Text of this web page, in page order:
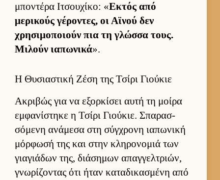
μποντέρα Ιτσου­χίκο: «Εκτός από
μερικούς γέροντες, οι Αϊνού δεν
χρησιμοποιούν πια τη γλώσσα τους.
Μιλούν ια­πωνικά».
Η Θυσιαστική Ζέση της Τσίρι Γιούκιε
Ακριβώς για να εξορ­κίσει αυτή τη μοίρα
εμ­φανίστηκε η Τσίρι Γιού­κιε. Σπαρασ­
σόμενη ανάμεσα στη σύγ­χρονη ια­πωνική
μόρ­φωσή της και στην κληρονομιά των
για­γιάδων της, διάσημων απαγ­γελ­τριών,
γνωρίζοντας ότι ήταν καταδικασμένη από